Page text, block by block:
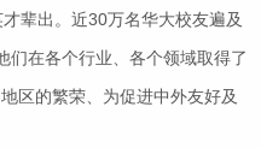
出。近30万名华大校友遍及
们在各个行业、各个领域取得了
区的繁荣、为促进中外友好及